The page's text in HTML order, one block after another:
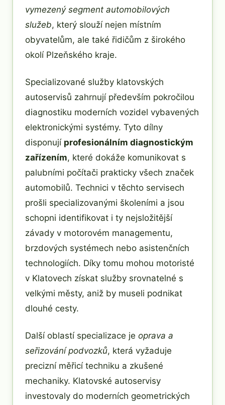
vymezený segment automobilových
služeb, který slouží nejen místním
obyvatelům, ale také řidičům z širokého
okolí Plzeňského kraje.
Specializované služby klatovských
autoservisů zahrnují především pokročilou
diagnostiku moderních vozidel vybavených
elektronickými systémy. Tyto dílny
disponují profesionálním diagnostickým
zařízením, které dokáže komunikovat s
palubními počítači prakticky všech značek
automobilů. Technici v těchto servisech
prošli specializovanými školeními a jsou
schopni identifikovat i ty nejsložitější
závady v motorovém managementu,
brzdových systémech nebo asistenčních
technologiích. Díky tomu mohou motoristé
v Klatovech získat služby srovnatelné s
velkými městy, aniž by museli podnikat
dlouhé cesty.
Další oblastí specializace je oprava a
seřizování podvozků, která vyžaduje
precizní měřicí techniku a zkušené
mechaniky. Klatovské autoservisy
investovaly do moderních geometrických